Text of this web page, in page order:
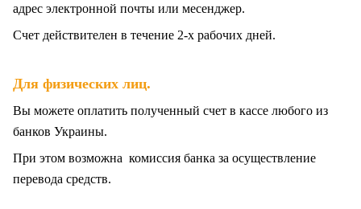
адрес электронной почты или месенджер.
Счет действителен в течение 2-х рабочих дней.
Для физических лиц.
Вы можете оплатить полученный счет в кассе любого из
банков Украины.
При этом возможна комиссия банка за осуществление
перевода средств.